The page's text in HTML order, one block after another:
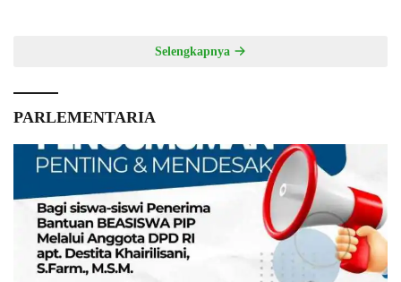
Selengkapnya
PARLEMENTARIA